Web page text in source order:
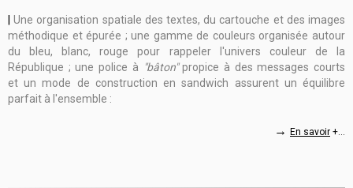
|Une organisation spatiale des textes, du cartouche et des images
méthodique et épurée ; une gamme de couleurs organisée autour
du bleu, blanc, rouge pour rappeler l'univers couleur de la
République ; une police à
"bâton"propice à des messages courts
et un mode de construction en sandwich assurent un équilibre
parfait à l'ensemble :
→ En savoir +...